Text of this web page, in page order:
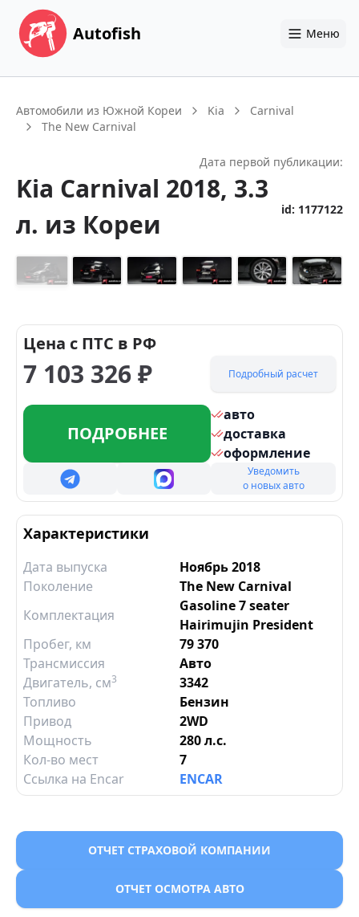
Autofish Меню
Автомобили из Южной Кореи Kia
Carnival
The New Carnival
Дата первой публикации:
Kia Carnival 2018, 3.3
л. из Кореи id: 1177122
Цена с ПТС в РФ
7 103 326₽ Подробный расчет
ПОДРОБНЕЕ
авто
доставка
оформление
Уведомить
о новых авто
Характеристики
Дата выпуска
Ноябрь 2018
Поколение
The New Carnival
Комплектация
Gasoline 7 seater
Hairimujin President
Пробег, км
79 370
Трансмиссия
Авто
Двигатель, см3
3342
Топливо
Бензин
Привод
2WD
Мощность
280 л.с.
Кол-во мест
7
Ссылка на Encar
ENCAR
ОТЧЕТ СТРАХОВОЙ КОМПАНИИ
ОТЧЕТ ОСМОТРА АВТО